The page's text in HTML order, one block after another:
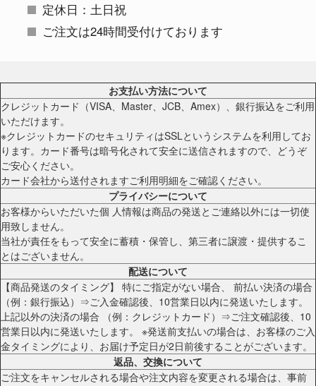
定休日：土日祝
ご注文は24時間受付けております
お支払い方法について
クレジットカード（VISA、Master、JCB、Amex）、銀行振込をご利用
いただけます。
※クレジットカードのセキュリティはSSLというシステムを利用してお
ります。カード番号は暗号化されて安全に送信されますので、どうぞ
ご安心ください。
カード会社から送付されますご利用明細をご確認ください。
プライバシーについて
お客様からいただいた個 人情報は商品の発送とご連絡以外には一切使
用致しません。
当社が責任をもって安全に蓄積・保管し、第三者に譲渡・提供するこ
とはございません。
配送について
【商品発送のタイミング】 特にご指定がない場合、 前払い決済の場合
（例：銀行振込）⇒ご入金確認後、10営業日以内に発送いたします。
上記以外の決済の場合 （例：クレジットカード）⇒ご注文確認後、10
営業日以内に発送いたします。 ※発送前支払いの場合は、お客様のご入
金タイミングにより、お届け予定日が2日前後することがございます。
返品、交換について
ご注文をキャンセルされる場合や注文内容を変更される場合は、事前